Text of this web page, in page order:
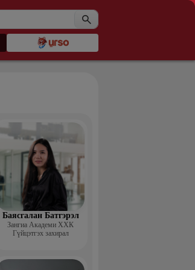
Баясгалан Батгэрэл
Зангиа Академи ХХК
Гүйцэтгэх захирал